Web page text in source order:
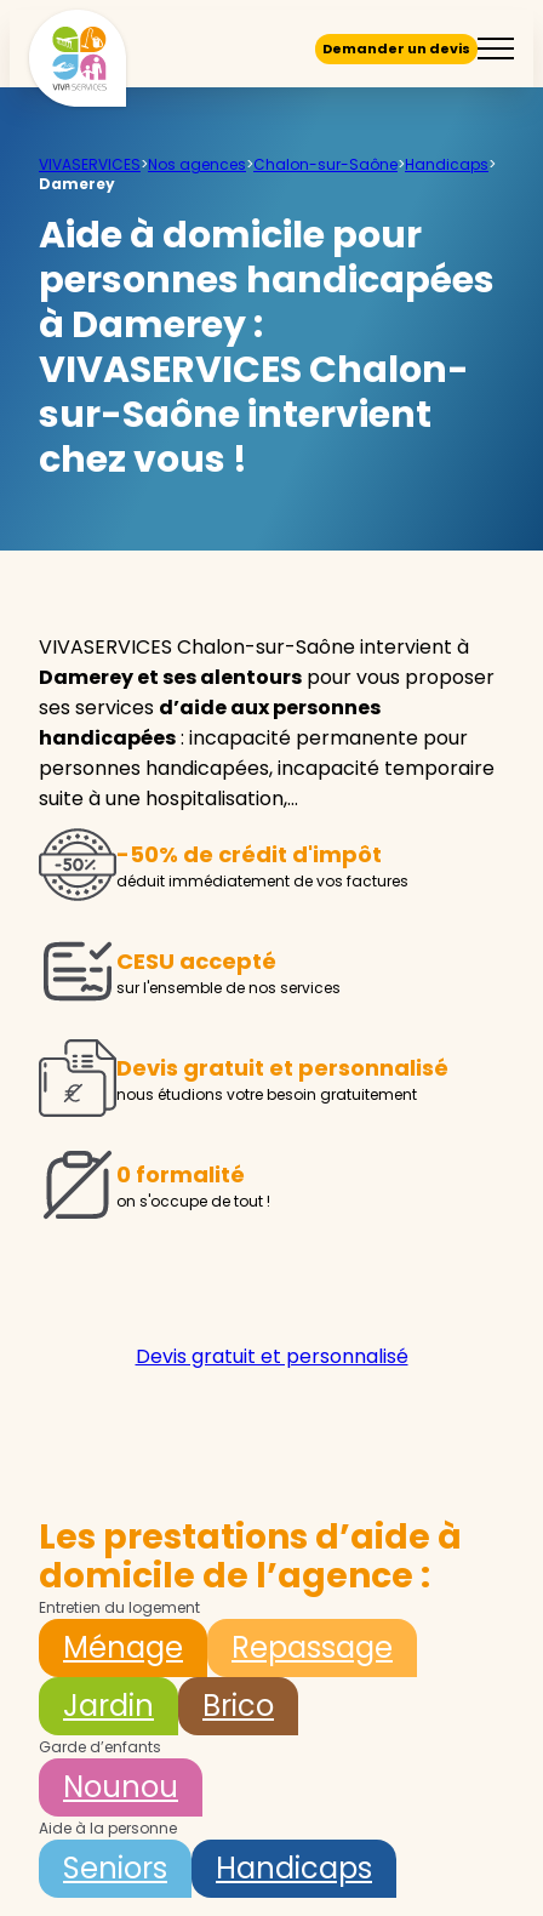
Demander un devis
VIVASERVICES>Nos agences>Chalon-sur-Saône>Handicaps>
Damerey
Aide à domicile pour
personnes handicapées
à Damerey :
VIVASERVICES Chalon-
sur-Saône intervient
chez vous !
VIVASERVICES Chalon-sur-Saône intervient à
Damerey et ses alentours pour vous proposer
ses services d’aide aux personnes
handicapées: incapacité permanente pour
personnes handicapées, incapacité temporaire
suite à une hospitalisation,…
-50% de crédit d'impôt
déduit immédiatement de vos factures
CESU accepté
sur l'ensemble de nos services
Devis gratuit et personnalisé
nous étudions votre besoin gratuitement
0 formalité
on s'occupe de tout !
Devis gratuit et personnalisé
Les prestations d’aide à
domicile de l’agence :
Entretien du logement
Ménage
Repassage
Jardin
Brico
Garde d’enfants
Nounou
Aide à la personne
Seniors Handicaps